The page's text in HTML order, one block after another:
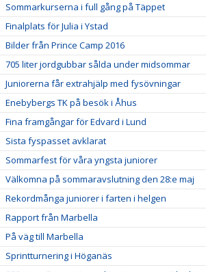
Sommarkurserna i full gång på Täppet
Finalplats för Julia i Ystad
Bilder från Prince Camp 2016
705 liter jordgubbar sålda under midsommar
Juniorerna får extrahjälp med fysövningar
Enebybergs TK på besök i Åhus
Fina framgångar för Edvard i Lund
Sista fyspasset avklarat
Sommarfest för våra yngsta juniorer
Välkomna på sommaravslutning den 28:e maj
Rekordmånga juniorer i farten i helgen
Rapport från Marbella
På väg till Marbella
Sprintturnering i Höganäs